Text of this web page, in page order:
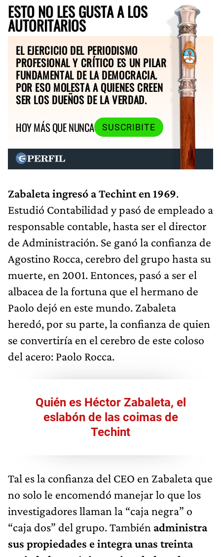
ESTO NO LES GUSTA A LOS
AUTORITARIOS
EL EJERCICIO DEL PERIODISMO
PROFESIONAL Y CRÍTICO ES UN PILAR
FUNDAMENTAL DE LA DEMOCRACIA.
POR ESO MOLESTA A QUIENES CREEN
SER LOS DUEÑOS DE LA VERDAD.
HOY MÁS QUE NUNCA
SUSCRIBITE
Zabaleta ingresó a Techint en 1969.
Estudió Contabilidad y pasó de empleado a
responsable contable, hasta ser el director
de Administración. Se ganó la confianza de
Agostino Rocca, cerebro del grupo hasta su
muerte, en 2001. Entonces, pasó a ser el
albacea de la fortuna que el hermano de
Paolo dejó en este mundo. Zabaleta
heredó, por su parte, la confianza de quien
se convertiría en el cerebro de este coloso
del acero: Paolo Rocca.
Quién es Héctor Zabaleta, el
eslabón de las coimas de
Techint
Tal es la confianza del CEO en Zabaleta que
no solo le encomendó manejar lo que los
investigadores llaman la “caja negra” o
“caja dos” del grupo. También administra
sus propiedades e integra unas treinta